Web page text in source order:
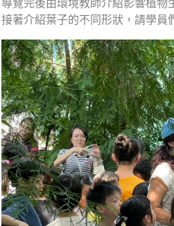
導覽完後由環境教師介紹影響植物
接著介紹葉子的不同形狀，請學員